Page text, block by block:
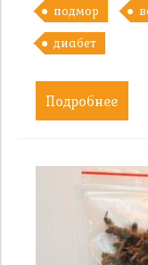
подмор
диабет
Подробнее